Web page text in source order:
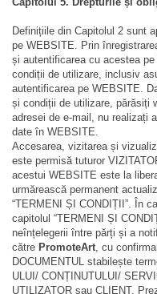
Definițiile din Capitolul 2 sunt
pe WEBSITE. Prin
și autentificarea cu acestea
condiții de utilizare, inclusiv
autentificarea pe WEBSITE.
și condiții de utilizare, părăsiți
adresei de e-mail, nu realizați
date în WEBSITE.
Accesarea, vizitarea și
este permisă tuturor
acestui WEBSITE este la
urmărească permanent
“TERMENI ȘI CONDIȚII”. În
capitolul “TERMENI ȘI
neînțelegerii între părți și a
către PromoteArt, cu
DOCUMENTUL stabilește
ULUI/ CONȚINUTULUI/
UTILIZATOR sau CLIENT.